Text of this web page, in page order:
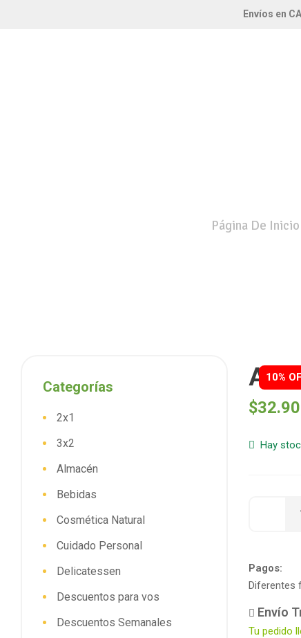
Envíos en
Página De Inicio
10%
$
Hay
Pagos:
Diferentes
Envío
Tu pedido
Categorías
2x1
3x2
Almacén
Bebidas
Cosmética Natural
Cuidado Personal
Delicatessen
Descuentos para vos
Descuentos Semanales